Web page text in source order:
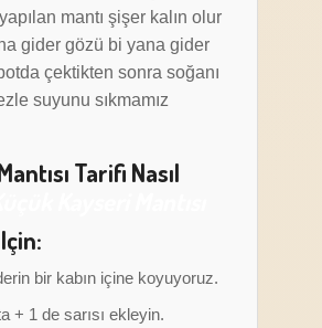
mantı şişer kalın olur
gider gözü bi yana gider
çektikten sonra soğanı
suyunu sıkmamız
Tarifi Nasıl
Kayseri Mantısı
bir kabın içine koyuyoruz.
+ 1 de sarısı ekleyin.